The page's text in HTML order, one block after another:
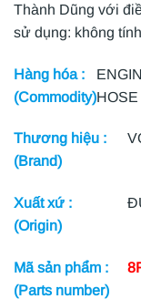
Thành Dũng với
sử dụng: không
Hàng hóa :
(Commodity)
Thương hiệu :
(Brand)
Xuất xứ :
(Origin)
Mã sản phẩm :
(Parts number)